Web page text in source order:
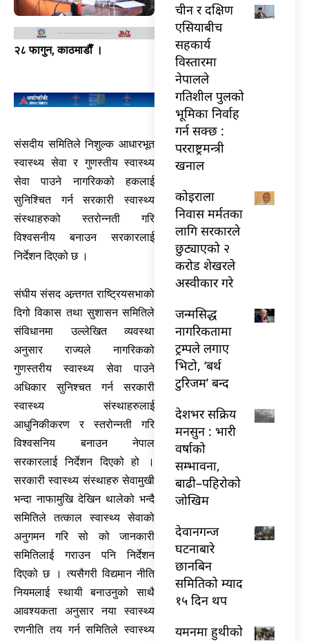
२८ फागुन, काठमाडाैँ ।
संसदीय समितिले निशुल्क आधारभूत
स्वास्थ्य सेवा र गुणस्तीय स्वास्थ्य
सेवा पाउने नागरिकको हकलाई
सुनिश्चित गर्न सरकारी स्वास्थ्य
संस्थाहरुको स्तरोन्नती गरि
विश्वसनीय बनाउन सरकारलाई
निर्देशन दिएको छ ।
संघीय संसद अन्र्तगत राष्ट्रियसभाको
दिगो विकास तथा सुशासन समितिले
संविधानमा उल्लेखित व्यवस्था
अनुसार राज्यले नागरिकको
गुणस्तरीय स्वास्थ्य सेवा पाउने
अधिकार सुनिश्चत गर्न सरकारी
स्वास्थ्य संस्थाहरुलाई
आधुनिकीकरण र स्तरोन्नती गरि
विश्वसनिय बनाउन नेपाल
सरकारलाई निर्देशन दिएको हो ।
सरकारी स्वास्थ्य संस्थाहरु सेवामुखी
भन्दा नाफामुखि देखिन थालेको भन्दै
समितिले तत्काल स्वास्थ्य सेवाको
अनुगमन गरि सो को जानकारी
समितिलाई गराउन पनि निर्देशन
दिएको छ । त्यसैगरी विद्यमान नीति
नियमलाई स्थायी बनाउनुको साथै
आवश्यकता अनुसार नया स्वास्थ्य
रणनीति तय गर्न समितिले स्वास्थ्य
चीन र दक्षिण
एसियाबीच
सहकार्य
विस्तारमा
नेपालले
गतिशील पुलको
भूमिका निर्वाह
गर्न सक्छ :
परराष्ट्रमन्त्री
खनाल
कोइराला
निवास मर्मतका
लागि सरकारले
छुट्याएको २
करोड शेखरले
अस्वीकार गरे
जन्मसिद्ध
नागरिकतामा
ट्रम्पले लगाए
भिटो, ‘बर्थ
टुरिजम’ बन्द
देशभर सक्रिय
मनसुन : भारी
वर्षाको
सम्भावना,
बाढी–पहिरोको
जोखिम
देवानगन्ज
घटनाबारे
छानबिन
समितिको म्याद
१५ दिन थप
यमनमा हुथीको